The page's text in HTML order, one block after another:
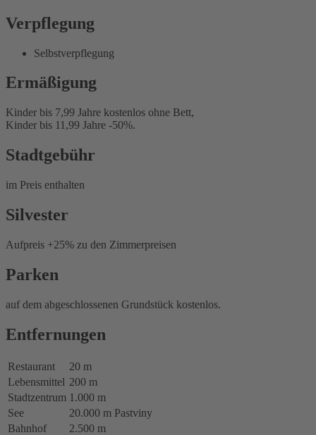
Verpflegung
Selbstverpflegung
Ermäßigung
Kinder bis 7,99 Jahre kostenlos ohne Bett,
Kinder bis 11,99 Jahre -50%.
Stadtgebühr
im Preis enthalten
Silvester
Aufpreis +25% zu den Zimmerpreisen
Parken
auf dem abgeschlossenen Grundstück kostenlos.
Entfernungen
Restaurant
20 m
Lebensmittel 200 m
Stadtzentrum 1.000 m
See
20.000 m Pastviny
Bahnhof
2.500 m